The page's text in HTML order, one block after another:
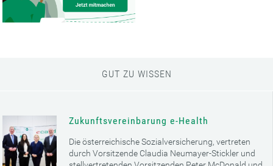
GUT ZU WISSEN
Zukunftsvereinbarung e-Health
Die österreichische Sozialversicherung, vertreten
durch Vorsitzende Claudia Neumayer-Stickler und